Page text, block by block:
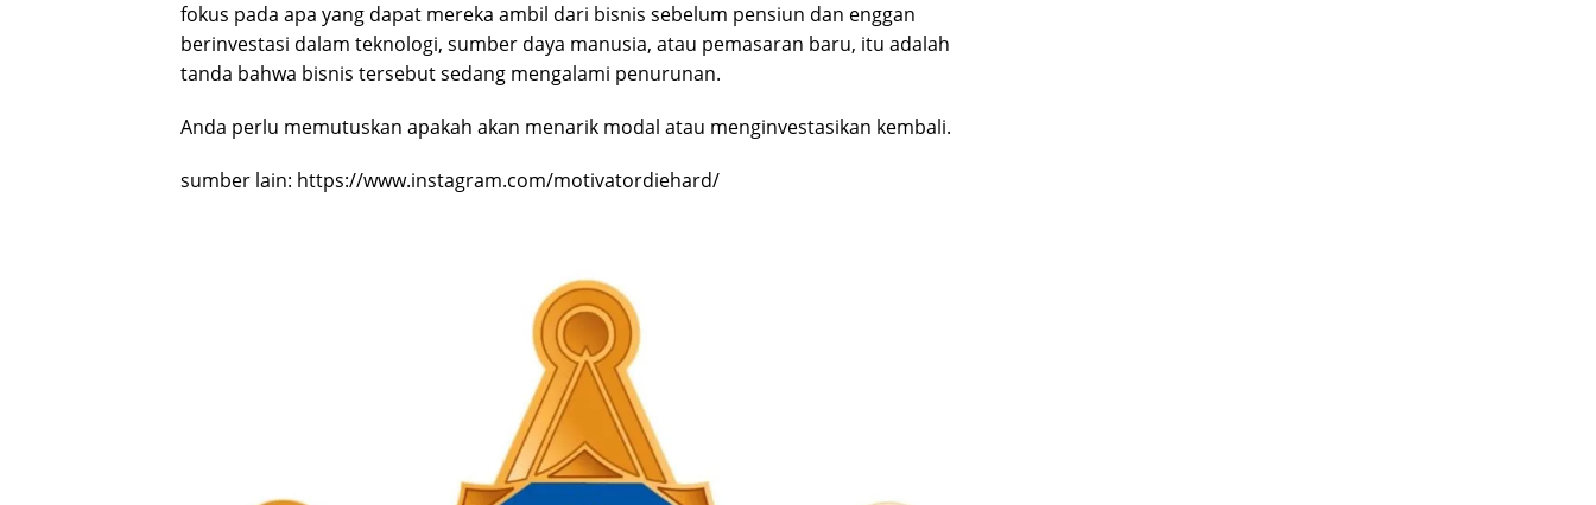
fokus pada apa yang dapat mereka ambil dari bisnis sebelum pensiun dan enggan
berinvestasi dalam teknologi, sumber daya manusia, atau pemasaran baru, itu adalah
tanda bahwa bisnis tersebut sedang mengalami penurunan.
Anda perlu memutuskan apakah akan menarik modal atau menginvestasikan kembali.
sumber lain: https://www.instagram.com/motivatordiehard/